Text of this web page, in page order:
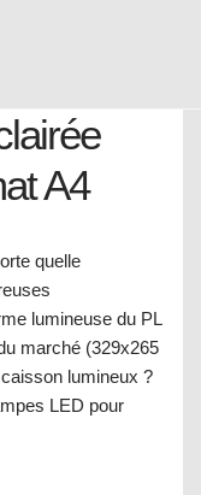
A4
quelle
lumineuse du PL
marché (329x265
lumineux ?
LED pour